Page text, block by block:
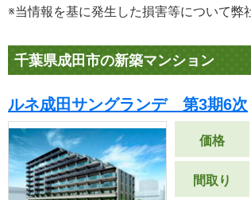
※当情報を基に発生した損害等について弊
千葉県成田市の新築マンション
ルネ成田サングランデ 第3期6次
価格
間取り